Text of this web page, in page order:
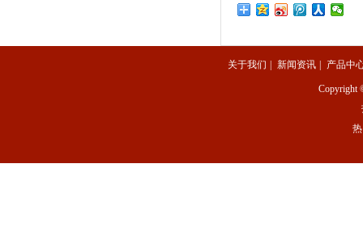
关于我们 新闻资讯 产品中
Copyright